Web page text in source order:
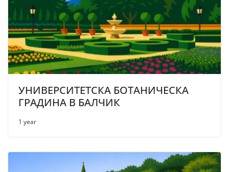
УНИВЕРСИТЕТСКА БОТАНИЧЕСКА
ГРАДИНА В БАЛЧИК
1 year